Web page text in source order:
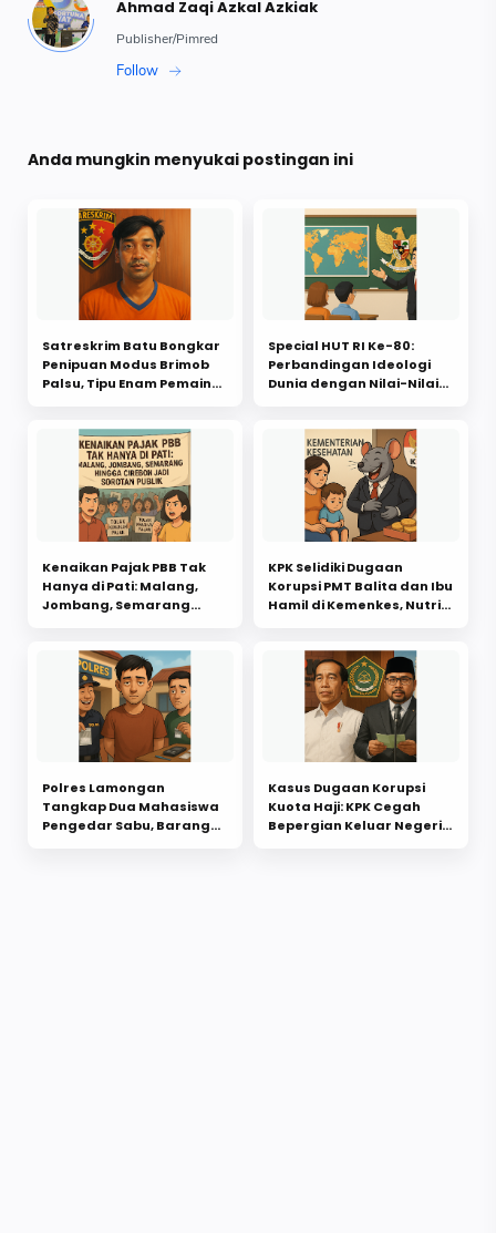
Anda mungkin menyukai postingan ini
Satreskrim Batu Bongkar
Penipuan Modus Brimob
Palsu, Tipu Enam Pemain
Special HUT RI Ke-80:
Perbandingan Ideologi
Dunia dengan Nilai-Nilai
Kenaikan Pajak PBB Tak
Hanya di Pati: Malang,
Jombang, Semarang
KPK Selidiki Dugaan
Korupsi PMT Balita dan Ibu
Hamil di Kemenkes, Nutrisi
Polres Lamongan
Tangkap Dua Mahasiswa
Pengedar Sabu, Barang
Kasus Dugaan Korupsi
Kuota Haji: KPK Cegah
Bepergian Keluar Negeri